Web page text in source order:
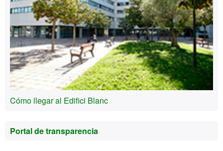
Cómo llegar al Edifici Blanc
Portal de transparencia